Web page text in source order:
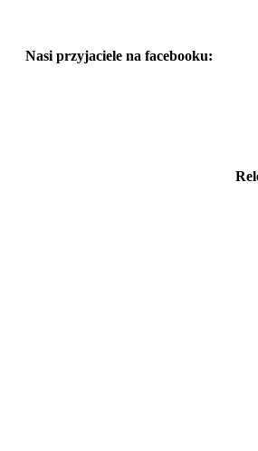
Nasi przyjaciele na facebooku: